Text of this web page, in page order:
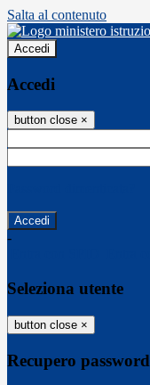
Salta al contenuto
Accedi
Accedi
button close ×
-
Seleziona utente
button close ×
Recupero password